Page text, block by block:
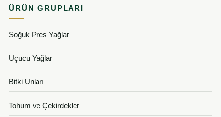
ÜRÜN GRUPLARI
Soğuk Pres Yağlar
Uçucu Yağlar
Bitki Unları
Tohum ve Çekirdekler